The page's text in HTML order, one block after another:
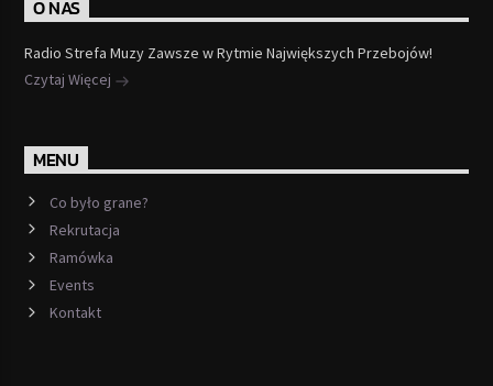
O NAS
Radio Strefa Muzy Zawsze w Rytmie Największych Przebojów!
Czytaj Więcej
MENU
Co było grane?
Rekrutacja
Ramówka
Events
Kontakt